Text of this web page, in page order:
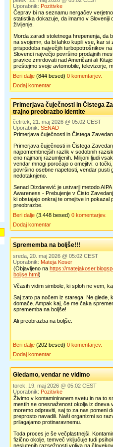
Uporabnik: Pozitivke
Čeprav bi na seznamu nergačev
statistika dokazuje, da imamo v
življenje.
Morda zaradi stoletnega hrepenenja, da
na svojem«, da bi lahko kupili vse, kar si
prispodoba največjih turbopotrošnikov
Slovenci največjo površino prodajnih
pravice zmrdovati nad Američani ali
preštejmo svoje avtomobile, televizorje,
Beri dalje (844 besed) 0 komentarjev.
Dodaj komentar
Primerjava čuječnosti in Čistega
trajno preobrazbo identite
četrtek, 21. maj 2026 @ 05:02 CEST
Uporabnik: SENAD
Primerjava čuječnosti in Čistega
Primerjava čuječnosti in Čistega
najpomembnejših razlik v sodobnih
eno najmanj razumljenih. Milijoni ljudi
vendar mnogi poročajo o omejitvi: o
površino osebne napetosti, vendar pusti
nedotaknjeno.
Senad Dizdarević je ustvaril metodo
Awareness - Prebujenje v Čisto
ki obstajajo onkraj te omejitve in pokazal
preobrazbe.
Beri dalje (3.448 besed) 0 komentarjev.
Dodaj komentar
Sprememba na boljše!!!
sreda, 20. maj 2026 @ 05:02 CEST
Uporabnik: Mateja Koser
(Objavljeno na https://
boljse.html)
Včasih vidim simbole, ki sploh ne vem,
Saj zato pa nočem iz starega. Ne glede,
domače. Ampak kaj, če me čaka
sprememba na boljše!
Ali preobrazba na boljše.
Beri dalje (202 besed) 0 komentarjev.
Dodaj komentar
Gledamo, vendar ne vidimo
torek, 19. maj 2026 @ 05:02 CEST
Uporabnik: Pozitivke
Živimo v kontaminiranem svetu in na to
mestih se onesnaženost okolja iz dneva
moremo odpraviti, saj to za nas pomeni
preprosto navadili. Naši organizmi so
prilagajamo protinaravnemu.
Toda proces je še večplastnejši.
fizično okolje, temveč vključuje tudi
neslutenih razsežnosti vpliva na